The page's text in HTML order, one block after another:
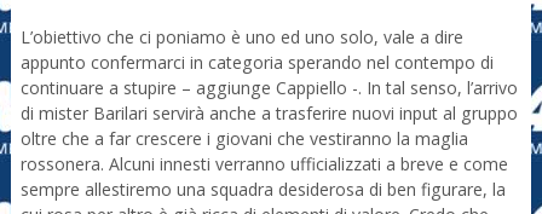
L’obiettivo che ci poniamo è uno ed uno solo, vale a dire
appunto confermarci in categoria sperando nel contempo di
continuare a stupire – aggiunge Cappiello -. In tal senso, l’arrivo
di mister Barilari servirà anche a trasferire nuovi input al gruppo
oltre che a far crescere i giovani che vestiranno la maglia
rossonera. Alcuni innesti verranno ufficializzati a breve e come
sempre allestiremo una squadra desiderosa di ben figurare, la